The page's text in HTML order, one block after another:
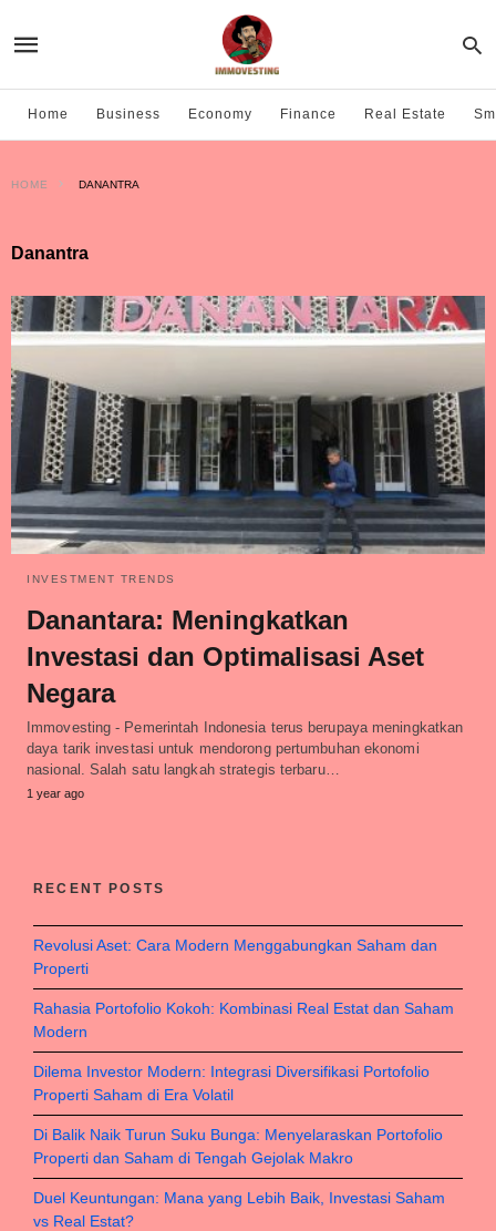
Home Business Economy Finance Real Estate
HOME DANANTRA
Danantra
INVESTMENT TRENDS
Danantara: Meningkatkan
Investasi dan Optimalisasi Aset
Negara
Immovesting - Pemerintah Indonesia terus berupaya meningkatkan
daya tarik investasi untuk mendorong pertumbuhan ekonomi
nasional. Salah satu langkah strategis terbaru…
1 year ago
RECENT POSTS
Revolusi Aset: Cara Modern Menggabungkan Saham dan
Properti
Rahasia Portofolio Kokoh: Kombinasi Real Estat dan Saham
Modern
Dilema Investor Modern: Integrasi Diversifikasi Portofolio
Properti Saham di Era Volatil
Di Balik Naik Turun Suku Bunga: Menyelaraskan Portofolio
Properti dan Saham di Tengah Gejolak Makro
Duel Keuntungan: Mana yang Lebih Baik, Investasi Saham
vs Real Estat?